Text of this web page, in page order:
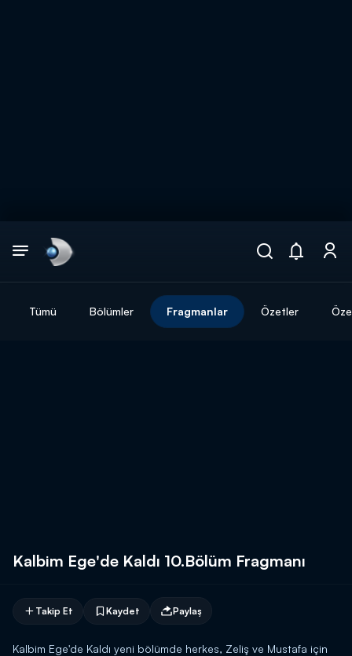
Tümü Bölümler Fragmanlar Özetler
Kalbim Ege'de Kaldı 10.Bölüm Fragmanı
Takip Et Kaydet Paylaş
Kalbim Ege'de Kaldı yeni bölümde herkes, Zeliş ve Mustafa için